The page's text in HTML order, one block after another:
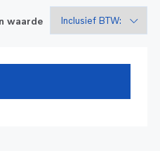
waarde